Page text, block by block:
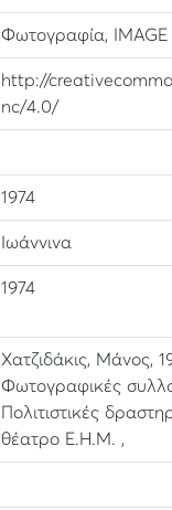
Φωτογραφία, IMAGE
http://
nc/4.0/
1974
Ιωάννινα
1974
Χατζιδάκις, Μάνος,
Φωτογραφικές
Πολιτιστικές
θέατρο Ε.Η.Μ. ,